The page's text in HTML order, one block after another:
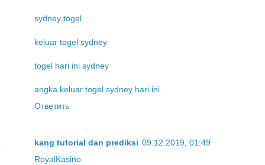
sydney togel
keluar togel sydney
togel hari ini sydney
angka keluar togel sydney hari ini
Ответить
kang tutorial dan prediksi 09.12.2019, 01:49
RoyalKasino